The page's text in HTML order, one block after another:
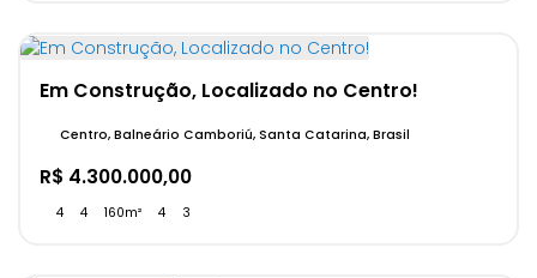
Em Construção, Localizado no Centro!
R$ 4.300.000,00
Centro, Balneário Camboriú, Santa Catarina, Brasil
4 4 160m² 4 3